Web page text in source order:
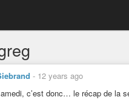
- 12 years ago
c’est donc… le récap de la